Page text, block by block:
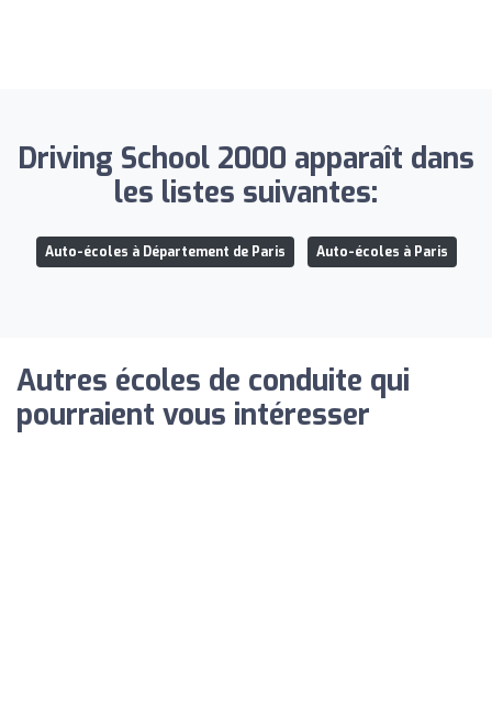
Driving School 2000 apparaît dans
les listes suivantes:
Auto-écoles à Département de Paris Auto-écoles à Paris
Autres écoles de conduite qui
pourraient vous intéresser